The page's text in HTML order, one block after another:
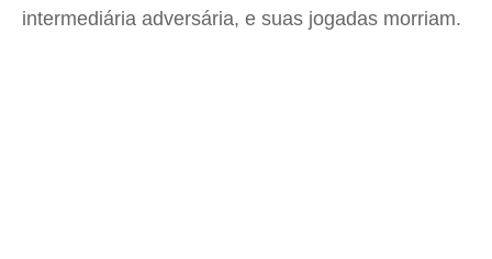
intermediária adversária, e suas jogadas morriam.